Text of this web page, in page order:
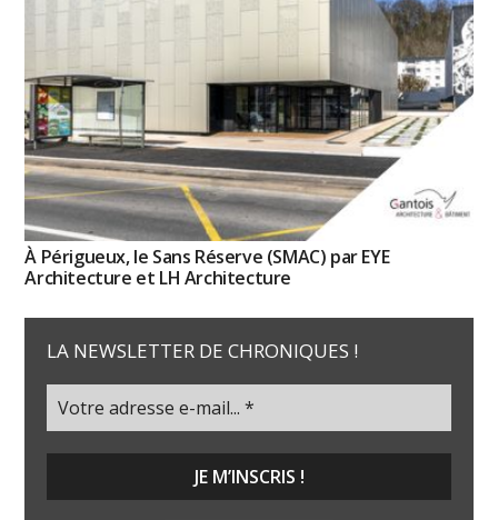
À Périgueux, le Sans Réserve (SMAC) par EYE
Architecture et LH Architecture
LA NEWSLETTER DE CHRONIQUES !